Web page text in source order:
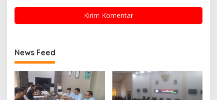
News Feed